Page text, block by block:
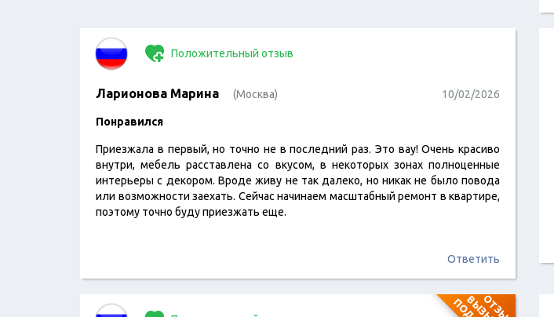
Положительный отзыв
Ларионова Марина (Москва) 10/02/2026
Понравился
Приезжала в первый, но точно не в последний раз. Это вау! Очень красиво
внутри, мебель расставлена со вкусом, в некоторых зонах полноценные
интерьеры с декором. Вроде живу не так далеко, но никак не было повода
или возможности заехать. Сейчас начинаем масштабный ремонт в квартире,
поэтому точно буду приезжать еще.
Ответить
О
Т
З
Ы
В
В
Ы
З
Ы
В
А
Е
Т
О
Д
О
З
Р
Е
Н
И